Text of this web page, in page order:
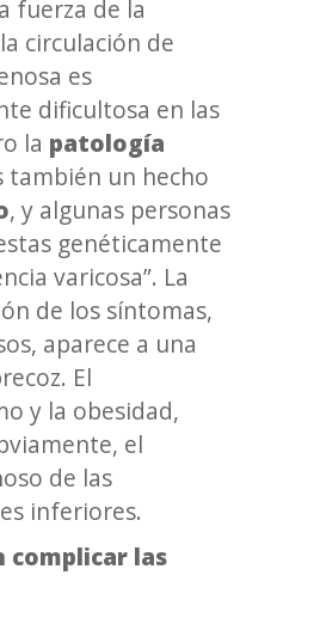
fuerza de la
circulación de
es
dificultosa en las
la patología
también un hecho
, y algunas personas
genéticamente
varicosa”. La
de los síntomas,
aparece a una
El
y la obesidad,
el
de las
inferiores.
complicar las